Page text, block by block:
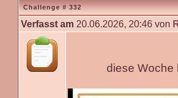
Challenge # 332
Verfasst am 20.06.2026, 20:46 von
diese Woche